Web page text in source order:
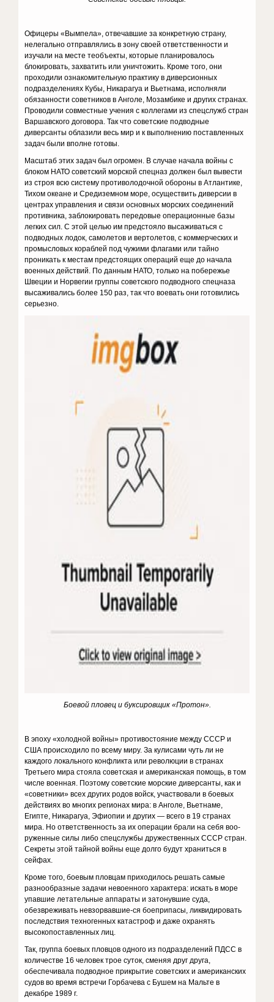
Офицеры «Вымпела», отвечавшие за конкретную страну,
нелегаль­но отправлялись в зону своей ответственности и
изучали на месте теобъекты, которые планировалось
блокировать, захватить или унич­тожить. Кроме того, они
проходили ознакомительную практику в диверсионных
подразделениях Кубы, Никарагуа и Вьетнама, испол­няли
обязанности советников в Анголе, Мозамбике и других странах.
Проводили совместные учения с коллегами из спецслужб стран
Вар­шавского договора. Так что советские подводные
диверсанты обла­зили весь мир и к выполнению поставленных
задач были вполне го­товы.
Масштаб этих задач был огромен. В случае начала войны с
блоком НАТО советский морской спецназ должен был вывести
из строя всю систему противолодочной обороны в Атлантике,
Тихом океане и Средиземном море, осуществить диверсии в
центрах управления и связи основных морских соединений
противника, заблокировать пе­редовые операционные базы
легких сил. С этой целью им предстоя­ло высаживаться с
подводных лодок, самолетов и вертолетов, с ком­мерческих и
промысловых кораблей под чужими флагами или тайно
проникать к местам предстоящих операций еще до начала
военных действий. По данным НАТО, только на побережье
Швеции и Норве­гии группы советского подводного спецназа
высаживались более 150 раз, так что воевать они готовились
серьезно.
Боевой пловец и буксировщик «Протон».
В эпоху «холодной войны» противостояние между СССР и
США происходило по всему миру. За кулисами чуть ли не
каждого локаль­ного конфликта или революции в странах
Третьего мира стояла со­ветская и американская помощь, в том
числе военная. Поэтому со­ветские морские диверсанты, как и
«советники» всех других родов войск, участвовали в боевых
действиях во многих регионах мира: в Анголе, Вьетнаме,
Египте, Никарагуа, Эфиопии и других — всего в 19 странах
мира. Но ответственность за их операции брали на себя воо­
руженные силы либо спецслужбы дружественных СССР стран.
Сек­реты этой тайной войны еще долго будут храниться в
сейфах.
Кроме того, боевым пловцам приходилось решать самые
разно­образные задачи невоенного характера: искать в море
упавшие лета­тельные аппараты и затонувшие суда,
обезвреживать невзорвавшие-ся боеприпасы, ликвидировать
последствия техногенных катастроф и даже охранять
высокопоставленных лиц.
Так, группа боевых пловцов одного из подразделений ПДСС в
ко­личестве 16 человек трое суток, сменяя друг друга,
обеспечивала под­водное прикрытие советских и американских
судов во время встре­чи Горбачева с Бушем на Мальте в
декабре 1989 г.